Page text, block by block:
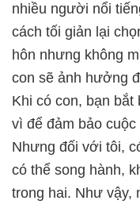
nhiều người nổi
cách tối giản lại
hôn nhưng không
con sẽ ảnh hưởng
Khi có con, bạn bắt
vì để đảm bảo
Nhưng đối với tôi,
có thể song hành,
trong hai. Như vậy,